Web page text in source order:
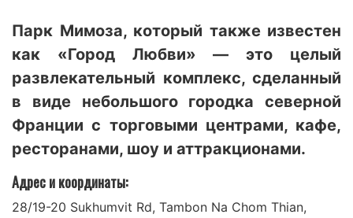
Парк Мимоза, который также известен
как «Город Любви» — это целый
развлекательный комплекс, сделанный
в виде небольшого городка северной
Франции с торговыми центрами, кафе,
ресторанами, шоу и аттракционами.
Адрес и координаты:
28/19-20 Sukhumvit Rd, Tambon Na Chom Thian,